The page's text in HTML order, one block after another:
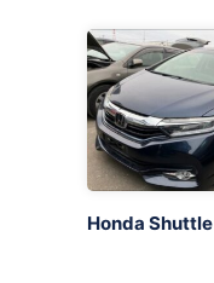
Honda Shuttle